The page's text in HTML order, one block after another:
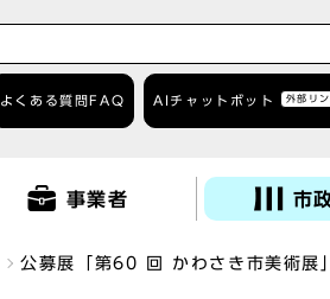
よくある質問 FAQ AIチャットボット 外部リン
事業者 市
公募展「第60 回 かわさき市美術展